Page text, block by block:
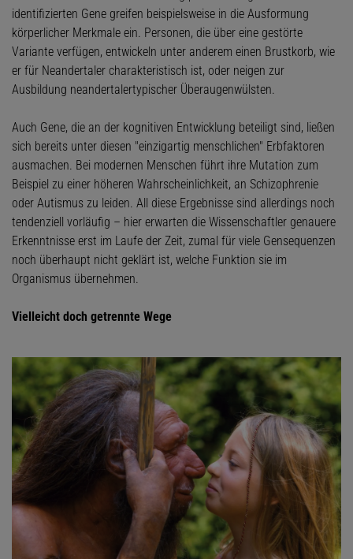
identifizierten Gene greifen beispielsweise in die Ausformung
körperlicher Merkmale ein. Personen, die über eine gestörte
Variante verfügen, entwickeln unter anderem einen Brustkorb, wie
er für Neandertaler charakteristisch ist, oder neigen zur
Ausbildung neandertalertypischer Überaugenwülsten.
Auch Gene, die an der kognitiven Entwicklung beteiligt sind, ließen
sich bereits unter diesen "einzigartig menschlichen" Erbfaktoren
ausmachen. Bei modernen Menschen führt ihre Mutation zum
Beispiel zu einer höheren Wahrscheinlichkeit, an Schizophrenie
oder Autismus zu leiden. All diese Ergebnisse sind allerdings noch
tendenziell vorläufig – hier erwarten die Wissenschaftler genauere
Erkenntnisse erst im Laufe der Zeit, zumal für viele Gensequenzen
noch überhaupt nicht geklärt ist, welche Funktion sie im
Organismus übernehmen.
Vielleicht doch getrennte Wege